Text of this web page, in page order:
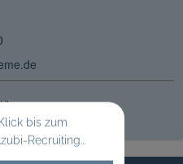
bis zum
Recruiting...